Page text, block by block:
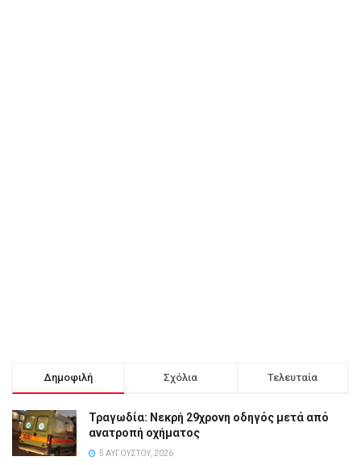
Δημοφιλή Σχόλια Τελευταία
Τραγωδία: Νεκρή 29χρονη οδηγός μετά από
ανατροπή οχήματος
5 ΑΥΓΟΎΣΤΟΥ, 2026